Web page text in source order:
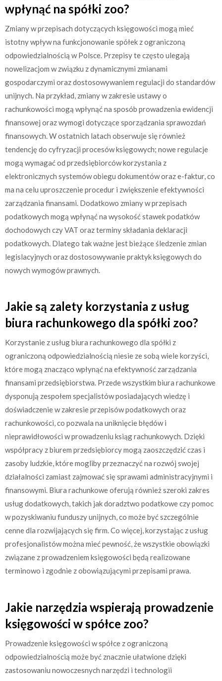
wpłynąć na spółki zoo?
Zmiany w przepisach dotyczących księgowości mogą mieć
istotny wpływ na funkcjonowanie spółek z ograniczoną
odpowiedzialnością w Polsce. Przepisy te często ulegają
nowelizacjom w związku z dynamicznymi zmianami
gospodarczymi oraz dostosowywaniem regulacji do standardów
unijnych. Na przykład, zmiany w zakresie ustawy o
rachunkowości mogą wpłynąć na sposób prowadzenia ewidencji
finansowej oraz wymogi dotyczące sporządzania sprawozdań
finansowych. W ostatnich latach obserwuje się również
tendencję do cyfryzacji procesów księgowych; nowe regulacje
mogą wymagać od przedsiębiorców korzystania z
elektronicznych systemów obiegu dokumentów oraz e-faktur, co
ma na celu uproszczenie procedur i zwiększenie efektywności
zarządzania finansami. Dodatkowo zmiany w przepisach
podatkowych mogą wpłynąć na wysokość stawek podatków
dochodowych czy VAT oraz terminy składania deklaracji
podatkowych. Dlatego tak ważne jest bieżące śledzenie zmian
legislacyjnych oraz dostosowywanie praktyk księgowych do
nowych wymogów prawnych.
Jakie są zalety korzystania z usług
biura rachunkowego dla spółki zoo?
Korzystanie z usług biura rachunkowego dla spółki z
ograniczoną odpowiedzialnością niesie ze sobą wiele korzyści,
które mogą znacząco wpłynąć na efektywność zarządzania
finansami przedsiębiorstwa. Przede wszystkim biura rachunkowe
dysponują zespołem specjalistów posiadających wiedzę i
doświadczenie w zakresie przepisów podatkowych oraz
rachunkowości, co pozwala na uniknięcie błędów i
nieprawidłowości w prowadzeniu ksiąg rachunkowych. Dzięki
współpracy z biurem przedsiębiorcy mogą zaoszczędzić czas i
zasoby ludzkie, które mogliby przeznaczyć na rozwój swojej
działalności zamiast zajmować się sprawami administracyjnymi i
finansowymi. Biura rachunkowe oferują również szeroki zakres
usług dodatkowych, takich jak doradztwo podatkowe czy pomoc
w pozyskiwaniu funduszy unijnych, co może być szczególnie
cenne dla rozwijających się firm. Co więcej, korzystając z usług
profesjonalistów można mieć pewność, że wszystkie obowiązki
związane z prowadzeniem księgowości będą realizowane
terminowo i zgodnie z obowiązującymi przepisami prawa.
Jakie narzędzia wspierają prowadzenie
księgowości w spółce zoo?
Prowadzenie księgowości w spółce z ograniczoną
odpowiedzialnością może być znacznie ułatwione dzięki
zastosowaniu nowoczesnych narzędzi i technologii